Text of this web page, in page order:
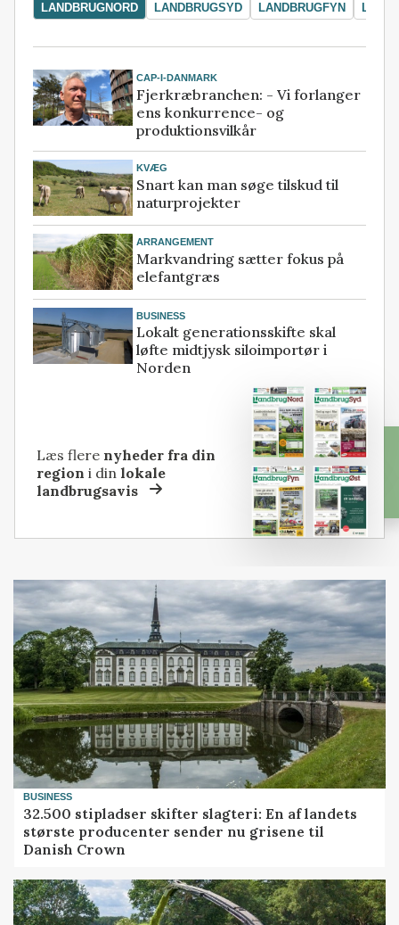
LANDBRUGNORD LANDBRUGSYD LANDBRUGFYN
CAP-I-DANMARK
Fjerkræbranchen: - Vi forlanger
ens konkurrence- og
produktionsvilkår
KVÆG
Snart kan man søge tilskud til
naturprojekter
ARRANGEMENT
Markvandring sætter fokus på
elefantgræs
BUSINESS
Lokalt generationsskifte skal
løfte midtjysk siloimportør i
Norden
Læs flere nyheder fra din
region i dinlokale
landbrugsavis
BUSINESS
32.500 stipladser skifter slagteri: En af landets
største producenter sender nu grisene til
Danish Crown